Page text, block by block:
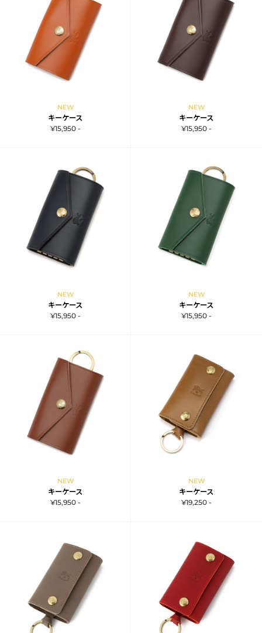
NEW
キーケース
¥15,950 -
NEW
キーケース
¥15,950 -
NEW
キーケース
¥15,950 -
NEW
キーケース
¥15,950 -
NEW
キーケース
¥15,950 -
NEW
キーケース
¥19,250 -